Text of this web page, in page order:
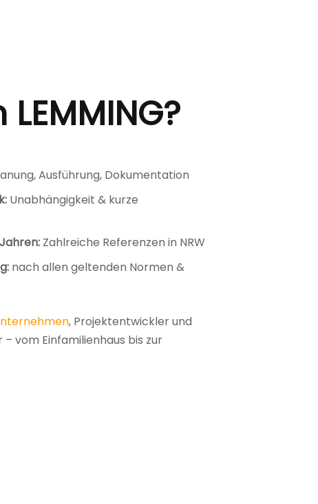
Ausführung, Dokumentation
Unabhängigkeit & kurze
Zahlreiche Referenzen in NRW
nach allen geltenden Normen &
, Projektentwickler und
vom Einfamilienhaus bis zur